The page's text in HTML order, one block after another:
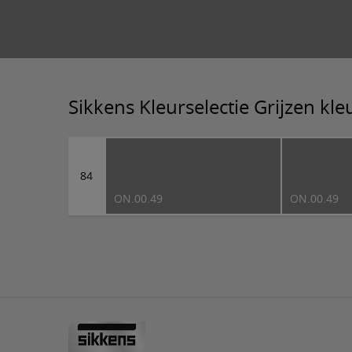
Sikkens Kleurselectie Grijzen
84
ON.00.49
ON.00.49